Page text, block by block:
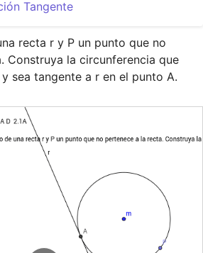
Abrir sesión
Tangente
recta r y P un punto que no
Construya la circunferencia que
sea tangente a r en el punto A.